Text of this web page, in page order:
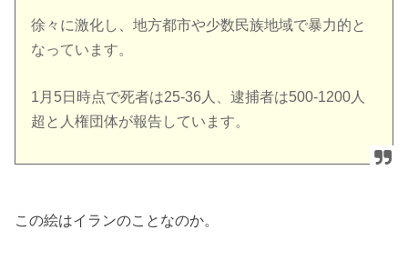
徐々に激化し、地方都市や少数民族地域で暴力的と
なっています。
1月5日時点で死者は25-36人、逮捕者は500-1200人
超と人権団体が報告しています。
この絵はイランのことなのか。